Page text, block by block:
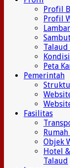
Profil
Profil
Talaud
Peta
Pemerintah
Fasilitas
Objek
Hotel
Talaud